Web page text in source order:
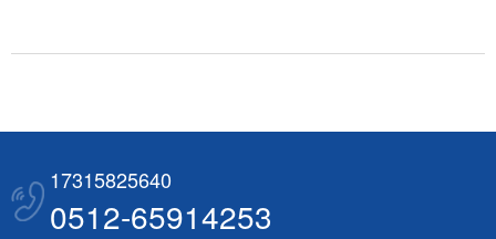
17315825640
0512-65914253